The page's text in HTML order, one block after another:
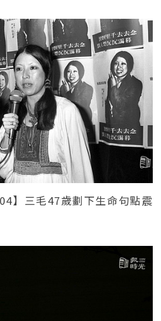
】三毛47歲劃下生命句點震